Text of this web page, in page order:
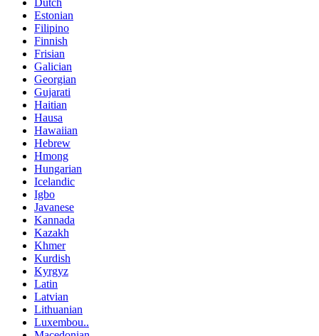
Estonian
Filipino
Finnish
Frisian
Galician
Georgian
Gujarati
Haitian
Hausa
Hawaiian
Hebrew
Hmong
Hungarian
Icelandic
Igbo
Javanese
Kannada
Kazakh
Khmer
Kurdish
Kyrgyz
Latin
Latvian
Lithuanian
Luxembou..